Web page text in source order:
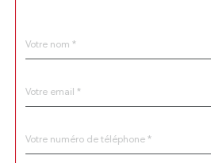
par
*
*
*